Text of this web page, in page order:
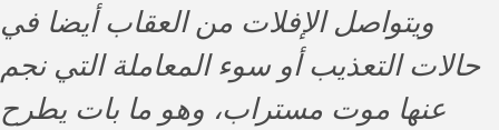
ويتواصل الإفلات من العقاب أيضا في
حالات التعذيب أو سوء المعاملة التي نجم
عنها موت مستراب، وهو ما بات يطرح